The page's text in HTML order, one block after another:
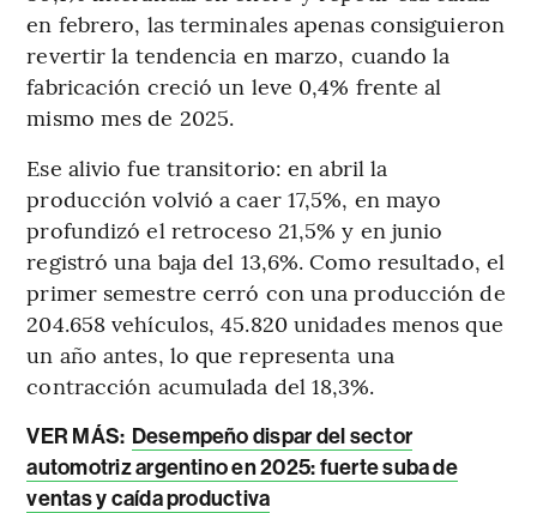
en febrero, las terminales apenas consiguieron
revertir la tendencia en marzo, cuando la
fabricación creció un leve 0,4% frente al
mismo mes de 2025.
Ese alivio fue transitorio: en abril la
producción volvió a caer 17,5%, en mayo
profundizó el retroceso 21,5% y en junio
registró una baja del 13,6%. Como resultado, el
primer semestre cerró con una producción de
204.658 vehículos, 45.820 unidades menos que
un año antes, lo que representa una
contracción acumulada del 18,3%.
VER MÁS: Desempeño dispar del sector
automotriz argentino en 2025: fuerte suba de
ventas y caída productiva